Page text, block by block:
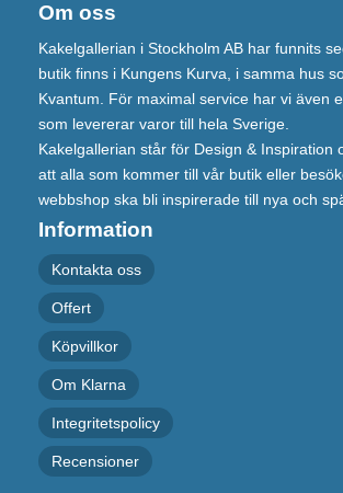
Om oss
Kakelgallerian i Stockholm AB har funnits
butik finns i Kungens Kurva, i samma hus
Kvantum. För maximal service har vi även
som levererar varor till hela Sverige.
Kakelgallerian står för Design & Inspiration
att alla som kommer till vår butik eller
webbshop ska bli inspirerade till nya och
Information
Kontakta oss
Offert
Köpvillkor
Om Klarna
Integritetspolicy
Recensioner